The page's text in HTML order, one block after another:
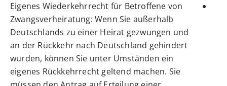
Eigenes Wiederkehrrecht für Betroffene von
Zwangsverheiratung: Wenn Sie außerhalb
Deutschlands zu einer Heirat gezwungen und
an der Rückkehr nach Deutschland gehindert
wurden, können Sie unter Umständen ein
eigenes Rückkehrrecht geltend machen. Sie